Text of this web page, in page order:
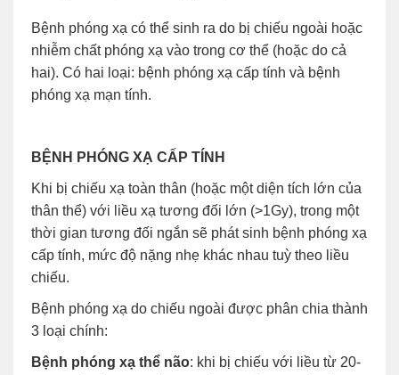
Bệnh phóng xạ có thể sinh ra do bị chiếu ngoài hoặc
nhiễm chất phóng xạ vào trong cơ thể (hoặc do cả
hai). Có hai loại: bệnh phóng xạ cấp tính và bệnh
phóng xạ mạn tính.
BỆNH PHÓNG XẠ CẤP TÍNH
Khi bị chiếu xạ toàn thân (hoặc một diện tích lớn của
thân thể) với liều xạ tương đối lớn (>1Gy), trong một
thời gian tương đối ngắn sẽ phát sinh bệnh phóng xạ
cấp tính, mức độ nặng nhẹ khác nhau tuỳ theo liều
chiếu.
Bệnh phóng xạ do chiếu ngoài được phân chia thành
3 loại chính:
Bệnh phóng xạ thể não: khi bị chiếu với liều từ 20-